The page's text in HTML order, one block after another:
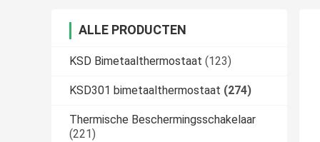
ALLE PRODUCTEN
KSD Bimetaalthermostaat (123)
KSD301 bimetaalthermostaat (274)
Thermische Beschermingsschakelaar
(221)